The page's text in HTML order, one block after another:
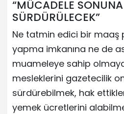
“MÜCADELE
SÜRDÜRÜLECEK”
Ne tatmin edici bir maaş
yapma imkanına ne de
muameleye sahip
mesleklerini gazetecilik
sürdürebilmek, hak
yemek ücretlerini